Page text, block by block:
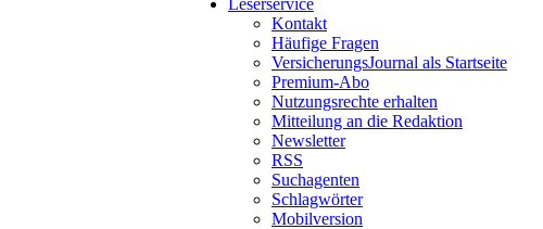
Leserservice
Kontakt
Häufige Fragen
VersicherungsJournal als Startseite
Premium-Abo
Nutzungsrechte erhalten
Mitteilung an die Redaktion
Newsletter
RSS
Suchagenten
Schlagwörter
Mobilversion